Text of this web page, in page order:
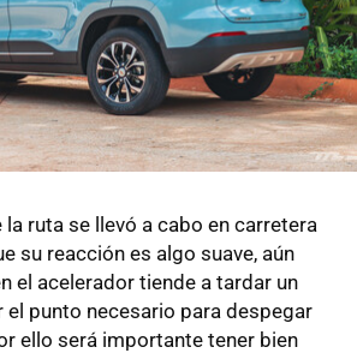
ruta se llevó a cabo en carretera
su reacción es algo suave, aún
el acelerador tiende a tardar un
el punto necesario para despegar
ello será importante tener bien